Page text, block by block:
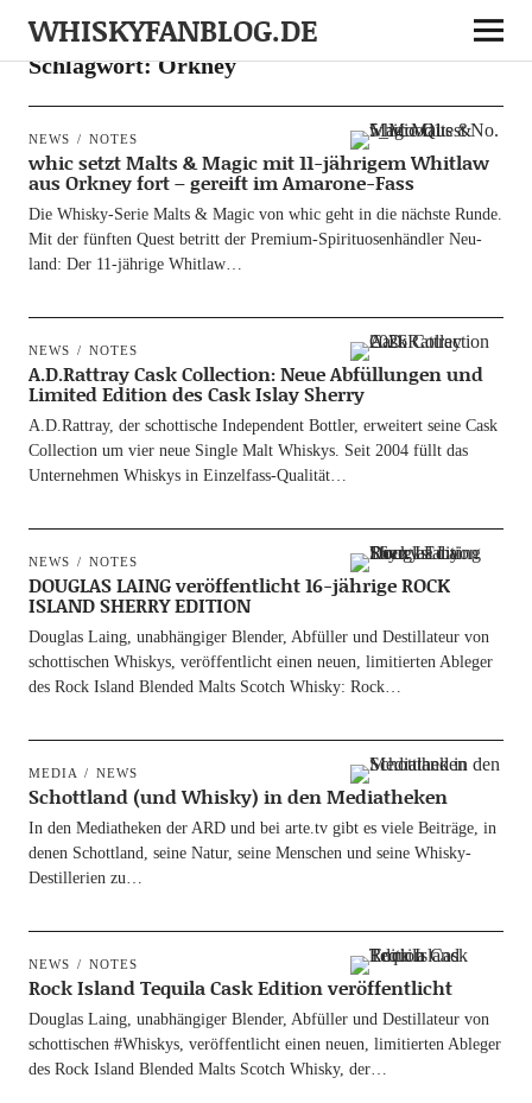
WHISKYFANBLOG.DE
Schlagwort:Orkney
NEWS NOTES
whic setzt Malts & Magic mit 11-jährigem Whitlaw
aus Orkney fort – gereift im Amarone-Fass
Die Whis­ky-Serie Malts & Magic von whic geht in die nächs­te Run­de.
Mit der fünf­ten Quest betritt der Pre­­mi­um-Spi­ri­­tuo­­sen­hän­d­­ler Neu­
land: Der 11-jäh­ri­­ge Whitlaw…
NEWS NOTES
A.D.Rattray Cask Collection: Neue Abfüllungen und
Limited Edition des Cask Islay Sherry
A.D.Rattray, der schot­ti­sche Inde­pen­dent Bot­t­ler, erwei­tert sei­ne Cask
Coll­ec­tion um vier neue Sin­gle Malt Whis­kys. Seit 2004 füllt das
Unter­neh­men Whis­kys in Einzelfass-Qualität…
NEWS NOTES
DOUGLAS LAING veröffentlicht 16-jährige ROCK
ISLAND SHERRY EDITION
Dou­glas Laing, unab­hän­gi­ger Blen­der, Abfül­ler und Destil­la­teur von
schot­ti­schen Whis­kys, ver­öf­fent­licht einen neu­en, limi­tier­ten Able­ger
des Rock Island Blen­ded Malts Scotch Whis­ky: Rock…
MEDIA NEWS
Schottland (und Whisky) in den Mediatheken
In den Media­the­ken der ARD und bei arte.tv gibt es vie­le Bei­trä­ge, in
denen Schott­land, sei­ne Natur, sei­ne Men­schen und sei­ne Whis­ky-
Destil­­le­ri­en zu…
NEWS NOTES
Rock Island Tequila Cask Edition veröffentlicht
Dou­glas Laing, unab­hän­gi­ger Blen­der, Abfül­ler und Destil­la­teur von
schot­ti­schen #Whis­kys, ver­öf­fent­licht einen neu­en, limi­tier­ten Able­ger
des Rock Island Blen­ded Malts Scotch Whis­ky, der…